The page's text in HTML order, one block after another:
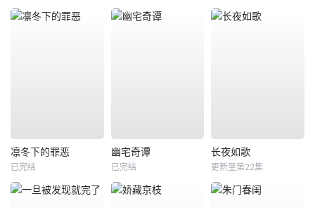
凛冬下的罪恶
已完结
幽宅奇谭
已完结
长夜如歌
更新至第22集